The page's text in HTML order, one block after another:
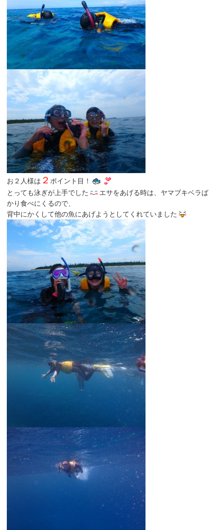
お２人様は ２ ポイント目！
とっても泳ぎが上手でした
エサをあげる時は、ヤマブキベラば
かり食べにくるので、
背中にかくして他の魚にあげようとしてくれていました